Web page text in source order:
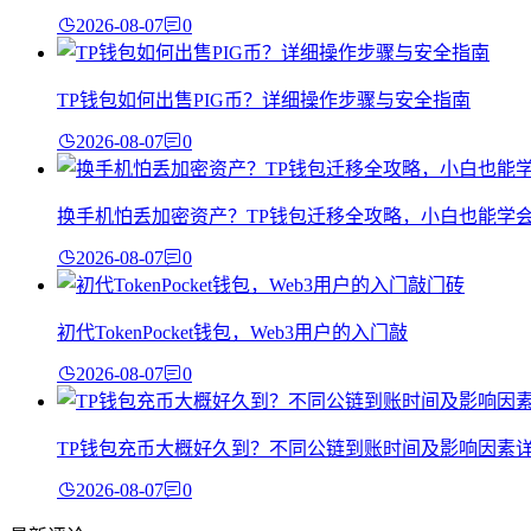
2026-08-07 0
TP钱包如何出售PIG币？详细操作步骤与安全指南
2026-08-07 0
换手机怕丢加密资产？TP钱包迁移全攻略，小白也能学
2026-08-07 0
初代TokenPocket钱包，Web3用户的入门敲
2026-08-07 0
TP钱包充币大概好久到？不同公链到账时间及影响因素
2026-08-07 0